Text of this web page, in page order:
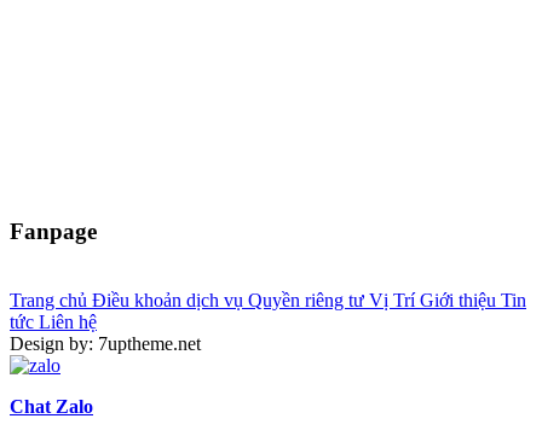
Fanpage
Trang chủ Điều khoản dịch vụ Quyền riêng tư Vị Trí Giới thiệu Tin
tức Liên hệ
Design by: 7uptheme.net
Chat Zalo